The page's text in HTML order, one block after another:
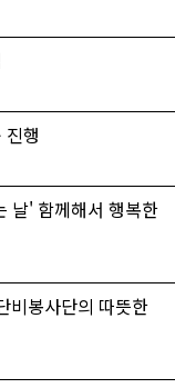
행
날' 함께해서 행복한
비봉사단의 따뜻한